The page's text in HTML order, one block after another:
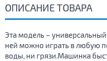
ОПИСАНИЕ ТОВАРА
Эта модель –
ней можно играть в любую
воды, ни грязи.Машинка